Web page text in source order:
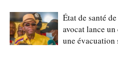
État de santé
avocat lance
une évacuation